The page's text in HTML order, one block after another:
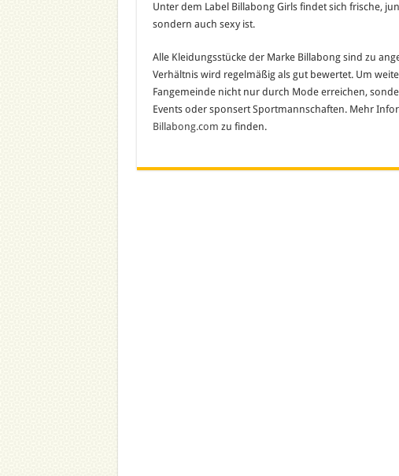
Unter dem Label Billabong Girls findet sich frische,
sondern auch sexy ist.
Alle Kleidungsstücke der Marke Billabong sind zu
Verhältnis wird regelmäßig als gut bewertet. Um
Fangemeinde nicht nur durch Mode erreichen,
Events oder sponsert Sportmannschaften. Mehr
Billabong.com zu finden.